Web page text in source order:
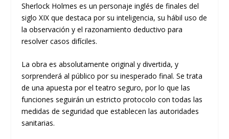
Sherlock Holmes es un personaje inglés de finales del
siglo XIX que destaca por su inteligencia, su hábil uso de
la observación y el razonamiento deductivo para
resolver casos difíciles.
La obra es absolutamente original y divertida, y
sorprenderá al público por su inesperado final. Se trata
de una apuesta por el teatro seguro, por lo que las
funciones seguirán un estricto protocolo contodas las
medidas de seguridad que establecen las autoridades
sanitarias.